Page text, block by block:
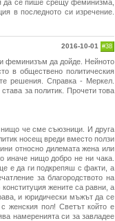
да се пише срещу феминизма,
в последното си изречение.
2016-10-01 #38
феминизъм да дойде. Нейното
в обществено политическия
решения. Справка - Меркел.
за политик. Прочети това
че сме съюзници. И друга
носещ вреди вместо ползи
относно дилемата жена или
иначе нищо добро не ни чака.
е да ги подкрепяш с факти, а
за благородството на
жените са равни, а
и юридически мъжът да се
женския пол! Светът който е
намеренията си за завладее